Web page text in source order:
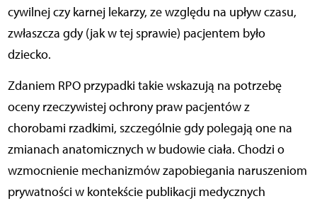
cywilnej czy karnej lekarzy, ze względu na upływ czasu,
zwłaszcza gdy (jak w tej sprawie) pacjentem było
dziecko.
Zdaniem RPO przypadki takie wskazują na potrzebę
oceny rzeczywistej ochrony praw pacjentów z
chorobami rzadkimi, szczególnie gdy polegają one na
zmianach anatomicznych w budowie ciała. Chodzi o
wzmocnienie mechanizmów zapobiegania naruszeniom
prywatności w kontekście publikacji medycznych